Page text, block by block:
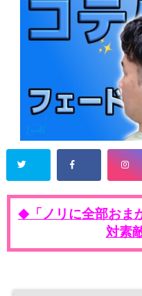
◆
「ノリに全部お
対素